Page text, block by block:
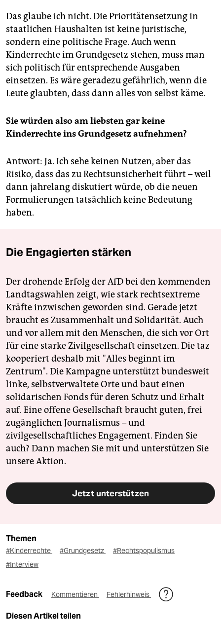
Das glaube ich nicht. Die Prio­ritätensetzung in
staatlichen Haushalten ist keine juristische,
sondern eine politische Frage. Auch wenn
Kinderrechte im Grundgesetz stehen, muss man
sich politisch für entsprechende Ausgaben
einsetzen. Es wäre geradezu gefährlich, wenn die
Leute glaubten, dass dann alles von selbst käme.
Sie würden also am liebsten gar keine
Kinderrechte ins Grundgesetz aufnehmen?
Antwort: Ja. Ich sehe keinen Nutzen, aber das
Risiko, dass das zu Rechtsunsicherheit führt – weil
dann jahrelang diskutiert würde, ob die neuen
Formulierungen tatsächlich keine Bedeutung
haben.
Die Engagierten stärken
Der drohende Erfolg der AfD bei den kommenden
Landtagswahlen zeigt, wie stark rechtsextreme
Kräfte inzwischen geworden sind. Gerade jetzt
braucht es Zusammenhalt und Solidarität. Auch
und vor allem mit den Menschen, die sich vor Ort
für eine starke Zivilgesellschaft einsetzen. Die taz
kooperiert deshalb mit "Alles beginnt im
Zentrum". Die Kampagne unterstützt bundesweit
linke, selbstverwaltete Orte und baut einen
solidarischen Fonds für deren Schutz und Erhalt
auf. Eine offene Gesellschaft braucht guten, frei
zugänglichen Journalismus – und
zivilgesellschaftliches Engagement. Finden Sie
auch? Dann machen Sie mit und unterstützen Sie
unsere Aktion.
Jetzt unterstützen
Themen
#Kinderrechte #Grundgesetz
#Rechtspopulismus
#Interview
Feedback Kommentieren Fehlerhinweis
Diesen Artikel teilen